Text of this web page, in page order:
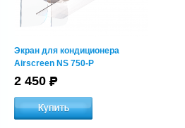
Экран для кондиционера
Airscreen NS 750-P
2 450